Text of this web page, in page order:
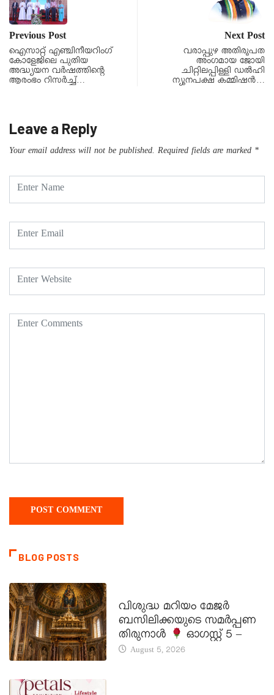
Previous Post
ഐസാറ്റ് എഞ്ചിനീയറിംഗ്
കോളേജിലെ പുതിയ
അദ്ധ്യയന വർഷത്തിന്റെ
ആരംഭം റിസർച്ച്…
Next Post
വരാപ്പുഴ അതിരൂപത
അംഗമായ ജോയി
ചിറ്റിലപ്പിള്ളി ഡൽഹി
ന്യൂനപക്ഷ കമ്മിഷൻ…
Leave a Reply
Your email address will not be published. Required fields are marked *
BLOG POSTS
വിശുദ്ധ മറിയം മേജർ
ബസിലിക്കയുടെ സമർപ്പണ
തിരുനാൾ
ഓഗസ്റ്റ് 5 –
August 5, 2026